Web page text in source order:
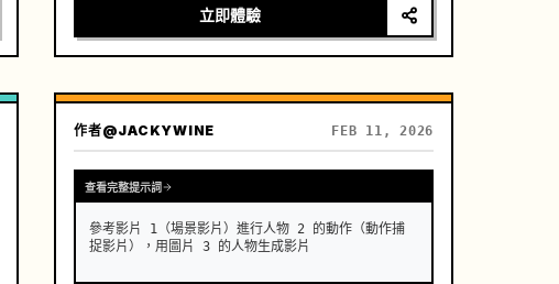
立即體驗
作者@JACKYWINE FEB 11, 2026
查看完整提示詞
參考影片 1（場景影片）進行人物 2 的動作（動作捕
捉影片），用圖片 3 的人物生成影片